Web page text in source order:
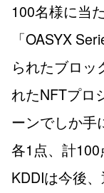
100名様に当
「OASYX
られたブロッ
れたNFTプロ
ーンでしか手
各1点、計100
KDDIは今後